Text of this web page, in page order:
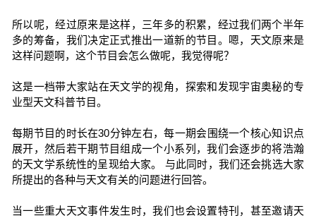
所以呢，经过原来是这样，三年多的积累，经过我们两个半年
多的筹备，我们决定正式推出一道新的节目。嗯，天文原来是
这样问题啊，这个节目会怎么做呢，我觉得呢？
这是一档带大家站在天文学的视角，探索和发现宇宙奥秘的专
业型天文科普节目。
每期节目的时长在30分钟左右，每一期会围绕一个核心知识点
展开，然后若干期节目组成一个小系列，我们会逐步的将浩瀚
的天文学系统性的呈现给大家。 与此同时，我们还会挑选大家
所提出的各种与天文有关的问题进行回答。
当一些重大天文事件发生时，我们也会设置特刊，甚至邀请天